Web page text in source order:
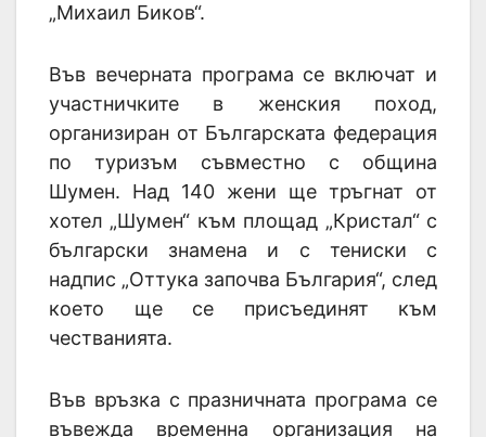
„Михаил Биков“.
Във вечерната програма се включат и
участничките в женския поход,
организиран от Българската федерация
по туризъм съвместно с община
Шумен. Над 140 жени ще тръгнат от
хотел „Шумен“ към площад „Кристал“ с
български знамена и с тениски с
надпис „Оттука започва България“, след
което ще се присъединят към
честванията.
Във връзка с празничната програма се
въвежда временна организация на